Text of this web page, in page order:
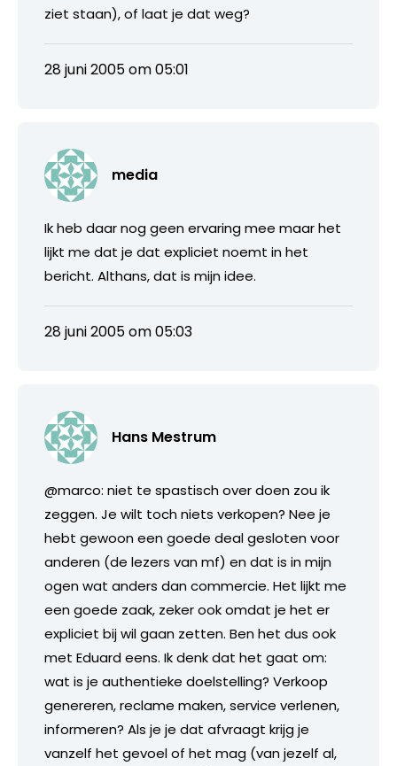
ziet staan), of laat je dat weg?
28 juni 2005 om 05:01
media
Ik heb daar nog geen ervaring mee maar het
lijkt me dat je dat expliciet noemt in het
bericht. Althans, dat is mijn idee.
28 juni 2005 om 05:03
Hans Mestrum
@marco: niet te spastisch over doen zou ik
zeggen. Je wilt toch niets verkopen? Nee je
hebt gewoon een goede deal gesloten voor
anderen (de lezers van mf) en dat is in mijn
ogen wat anders dan commercie. Het lijkt me
een goede zaak, zeker ook omdat je het er
expliciet bij wil gaan zetten. Ben het dus ook
met Eduard eens. Ik denk dat het gaat om:
wat is je authentieke doelstelling? Verkoop
genereren, reclame maken, service verlenen,
informeren? Als je je dat afvraagt krijg je
vanzelf het gevoel of het mag (van jezelf al,